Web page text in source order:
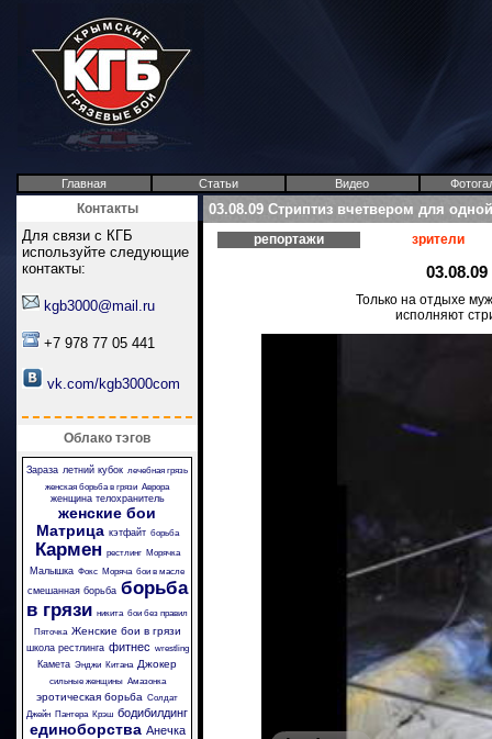
Главная Статьи Видео
Контакты
Для связи с КГБ
используйте следующие
контакты:
kgb3000@mail.ru
+7 978 77 05 441
vk.com/kgb3000com
Облако тэгов
Зараза летний кубок лечебная грязь
женская борьба в грязи Аврора
женщина телохранитель
женские бои
Матрица кэтфайт борьба
Кармен рестлинг Морячка
Малышка Фокс Моряча бои в масле
смешанная борьба борьба
в грязи никита бои без правил
Пяточка Женские бои в грязи
школа рестлинга фитнес wrestling
Камета Энджи Китана Джокер
сильные женщины Амазонка
эротическая борьба Солдат
Джейн Пантера Крэш бодибилдинг
единоборства Анечка
03.08.09 Стриптиз вчетвером для
репортажи зрители
Только на отдыхе
исполняют